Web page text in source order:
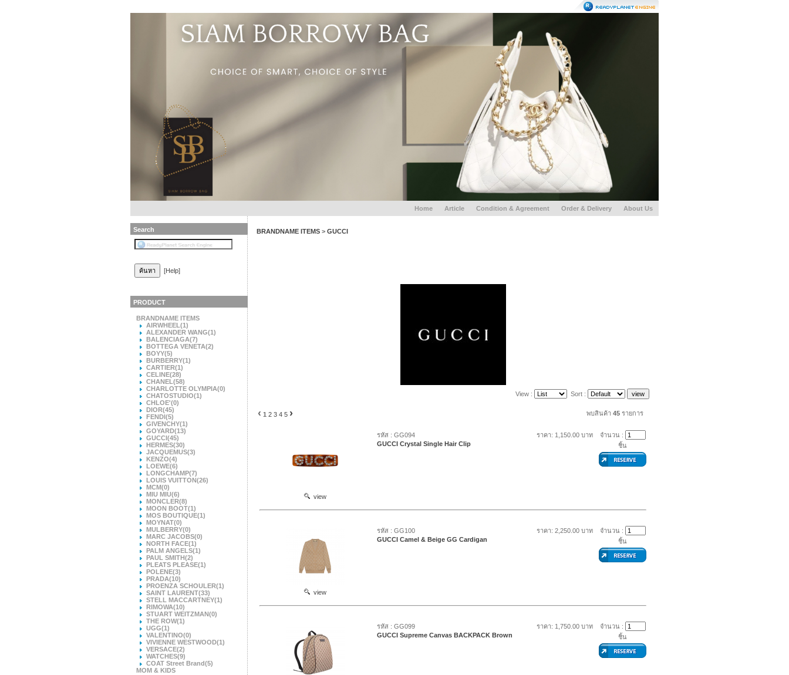
Home Article Condition & Agreement Order & Delivery About Us
Search
[Help]
PRODUCT
BRANDNAME ITEMS
AIRWHEEL (1)
ALEXANDER WANG(1)
BALENCIAGA(7)
BOTTEGA VENETA(2)
BOYY(5)
BURBERRY(1)
CARTIER(1)
CELINE(28)
CHANEL (58)
CHARLOTTE OLYMPIA(0)
CHATOSTUDIO(1)
CHLOE'(0)
DIOR(45)
FENDI(5)
GIVENCHY(1)
GOYARD(13)
GUCCI(45)
HERMES(30)
JACQUEMUS(3)
KENZO(4)
LOEWE(6)
LONGCHAMP(7)
LOUIS VUITTON(26)
MCM(0)
MIU MIU(6)
MONCLER(8)
MOON BOOT(1)
MOS BOUTIQUE(1)
MOYNAT(0)
MULBERRY(0)
MARC JACOBS(0)
NORTH FACE(1)
PALM ANGELS(1)
PAUL SMITH(2)
PLEATS PLEASE(1)
POLENE(3)
PRADA(10)
PROENZA SCHOULER(1)
SAINT LAURENT(33)
STELL MACCARTNEY(1)
RIMOWA(10)
STUART WEITZMAN(0)
THE ROW(1)
UGG(1)
VALENTINO(0)
VIVIENNE WESTWOOD(1)
VERSACE(2)
WATCHES(9)
COAT Street Brand(5)
MOM & KIDS
BRANDNAME ITEMS >GUCCI
View : Sort :
‹ 12345 › พบสินค้า45 รายการ
view
รหัส : GG094
GUCCI Crystal Single Hair Clip
ราคา: 1,150.00 บาท
จำนวน :
ชิ้น
view
รหัส : GG100
GUCCI Camel & Beige GG Cardigan
ราคา: 2,250.00 บาท
จำนวน :
ชิ้น
รหัส : GG099
GUCCI Supreme Canvas BACKPACK Brown
ราคา: 1,750.00 บาท
จำนวน :
ชิ้น